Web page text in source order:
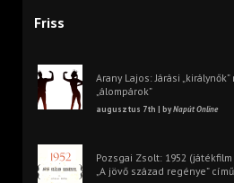
Friss
Arany Lajos: Járási
„álompárok”
augusztus 7th | byNapút Online
Pozsgai Zsolt: 1952
„A jövő század regénye”